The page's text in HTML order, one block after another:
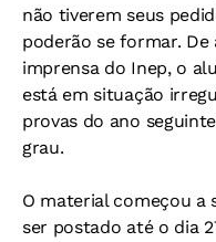
não tiverem seus
poderão se formar.
imprensa do Inep, o
está em situação
provas do ano
grau.
O material começou a
ser postado até o dia